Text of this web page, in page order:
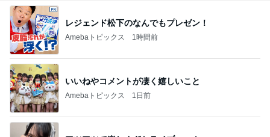
相談なくいきなり会社を辞めた夫
Amebaトピックス 1日前